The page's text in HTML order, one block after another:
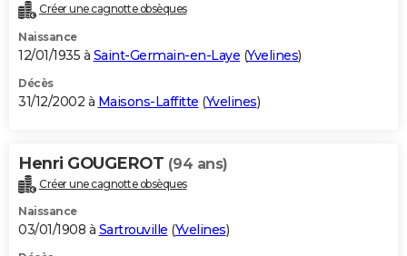
Créer une cagnotte obsèques
Naissance
12/01/1935 à Saint-Germain-en-Laye (Yvelines)
Décès
31/12/2002 à Maisons-Laffitte (Yvelines)
Henri GOUGEROT (94 ans)
Créer une cagnotte obsèques
Naissance
03/01/1908 à Sartrouville (Yvelines)